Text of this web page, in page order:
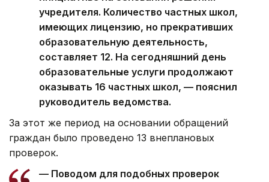
учредителя. Количество частных школ,
имеющих лицензию, но прекративших
образовательную деятельность,
составляет 12. На сегодняшний день
образовательные услуги продолжают
оказывать 16 частных школ, — пояснил
руководитель ведомства.
За этот же период на основании обращений
граждан было проведено 13 внеплановых
проверок.
— Поводом для подобных проверок